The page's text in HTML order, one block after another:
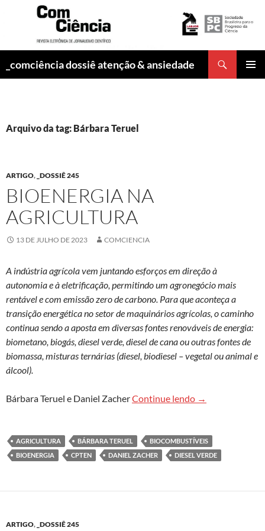
_comciência dossiê atenção & ansiedade
Arquivo da tag: Bárbara Teruel
ARTIGO, _DOSSIÊ 245
BIOENERGIA NA
AGRICULTURA
13 DE JULHO DE 2023 COMCIENCIA
A indústria agrícola vem juntando esforços em direção à
autonomia e à eletrificação, permitindo um agronegócio mais
rentável e com emissão zero de carbono. Para que aconteça a
transição energética no setor de maquinários agrícolas, o caminho
continua sendo a aposta em diversas fontes renováveis de energia:
biometano, biogás, diesel verde, diesel de cana ou outras fontes de
biomassa, misturas ternárias (diesel, biodiesel – vegetal ou animal e
álcool).
Bárbara Teruel e Daniel ZacherContinue lendo Bioenergia na
→
AGRICULTURA BÁRBARA TERUEL
BIOCOMBUSTÍVEIS
BIOENERGIA
CPTEN DANIEL ZACHER DIESEL VERDE
ARTIGO, _DOSSIÊ 245